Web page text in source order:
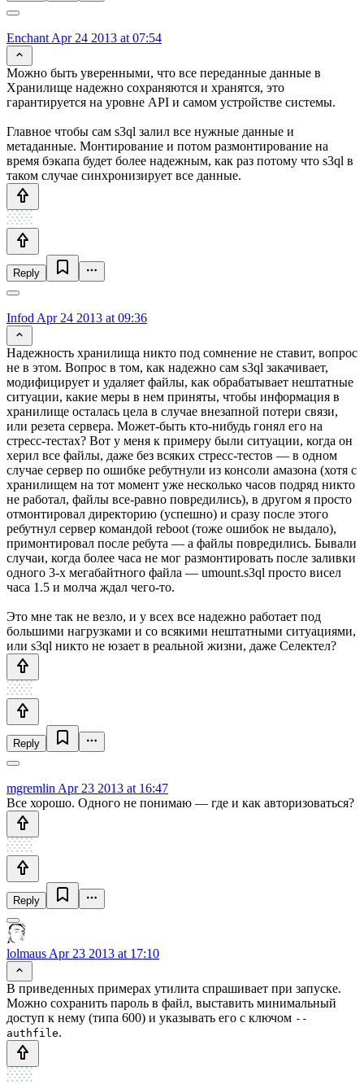
Enchant Apr 24 2013 at 07:54
Можно быть уверенными, что все переданные данные в
Хранилище надежно сохраняются и хранятся, это
гарантируется на уровне API и самом устройстве системы.
Главное чтобы сам s3ql залил все нужные данные и
метаданные. Монтирование и потом размонтирование на
время бэкапа будет более надежным, как раз потому что s3ql в
таком случае синхронизирует все данные.
Reply
Infod Apr 24 2013 at 09:36
Надежность хранилища никто под сомнение не ставит, вопрос
не в этом. Вопрос в том, как надежно сам s3ql закачивает,
модифицирует и удаляет файлы, как обрабатывает нештатные
ситуации, какие меры в нем приняты, чтобы информация в
хранилище осталась цела в случае внезапной потери связи,
или резета сервера. Может-быть кто-нибудь гонял его на
стресс-тестах? Вот у меня к примеру были ситуации, когда он
херил все файлы, даже без всяких стресс-тестов — в одном
случае сервер по ошибке ребутнули из консоли амазона (хотя с
хранилищем на тот момент уже несколько часов подряд никто
не работал, файлы все-равно повредились), в другом я просто
отмонтировал директорию (успешно) и сразу после этого
ребутнул сервер командой reboot (тоже ошибок не выдало),
примонтировал после ребута — а файлы повредились. Бывали
случаи, когда более часа не мог размонтировать после заливки
одного 3-х мегабайтного файла — umount.s3ql просто висел
часа 1.5 и молча ждал чего-то.
Это мне так не везло, и у всех все надежно работает под
большими нагрузками и со всякими нештатными ситуациями,
или s3ql никто не юзает в реальной жизни, даже Селектел?
Reply
mgremlin Apr 23 2013 at 16:47
Все хорошо. Одного не понимаю — где и как авторизоваться?
Reply
lolmaus Apr 23 2013 at 17:10
В приведенных примерах утилита спрашивает при запуске.
Можно сохранить пароль в файл, выставить минимальный
доступ к нему (типа 600) и указывать его с ключом --
authfile.